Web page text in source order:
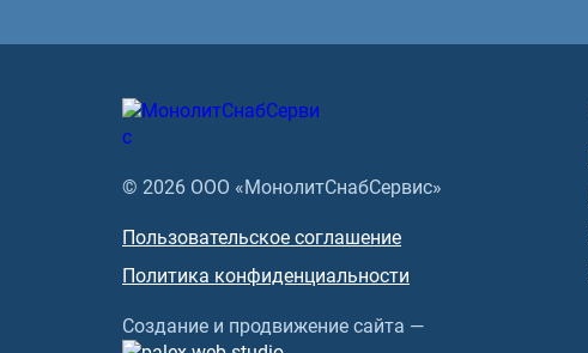
© 2026 ООО «МонолитСнабСервис»
Пользовательское соглашение
Политика конфиденциальности
Создание и продвижение сайта —